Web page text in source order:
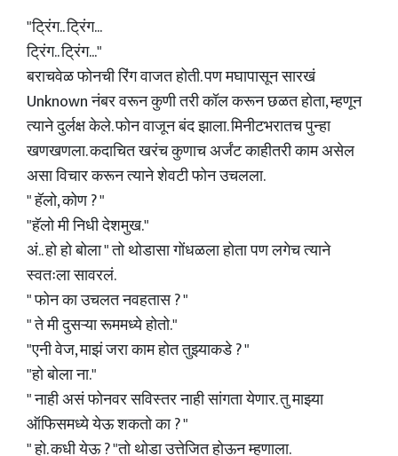
"ट्रिंग.. ट्रिंग...
ट्रिंग.. ट्रिंग..."
बराचवेळ फोनची रिंग वाजत होती. पण मघापासून सारखं
Unknown नंबर वरून कुणी तरी कॉल करून छळत होता, म्हणून
त्याने दुर्लक्ष केले. फोन वाजून बंद झाला. मिनीटभरातच पुन्हा
खणखणला. कदाचित खरंच कुणाच अर्जंट काहीतरी काम असेल
असा विचार करून त्याने शेवटी फोन उचलला.
" हॅलो, कोण ? "
"हॅलो मी निधी देशमुख."
अं.. हो हो बोला " तो थोडासा गोंधळला होता पण लगेच त्याने
स्वतःला सावरलं.
" फोन का उचलत नवहतास ? "
" ते मी दुसऱ्या रूममध्ये होतो."
"एनी वेज, माझं जरा काम होत तुझ्याकडे ? "
"हो बोला ना."
" नाही असं फोनवर सविस्तर नाही सांगता येणार. तु माझ्या
ऑफिसमध्ये येऊ शकतो का ? "
" हो. कधी येऊ ? "तो थोडा उत्तेजित होऊन म्हणाला.